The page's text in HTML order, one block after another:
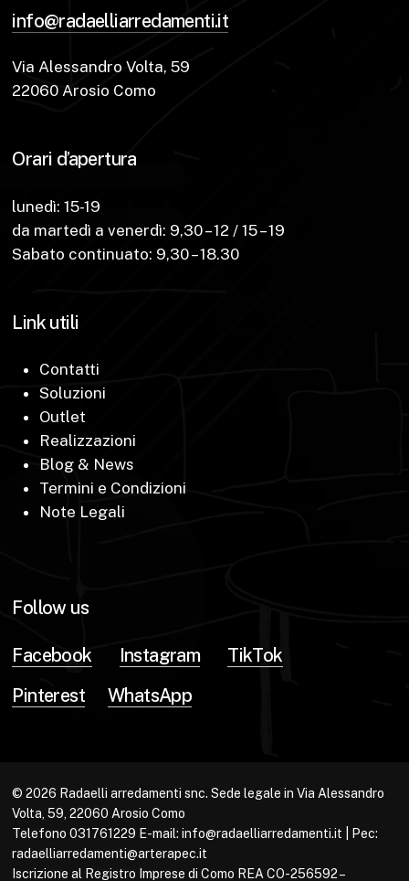
info@radaelliarredamenti.it
Via Alessandro Volta, 59
22060 Arosio Como
Orari d’apertura
lunedì: 15-19
da martedì a venerdì: 9,30 – 12 / 15 – 19
Sabato continuato: 9,30 – 18.30
Link utili
Contatti
Soluzioni
Outlet
Realizzazioni
Blog & News
Termini e Condizioni
Note Legali
Follow us
Facebook Instagram
TikTok
Pinterest
WhatsApp
© 2026 Radaelli arredamenti snc. Sede legale in Via Alessandro
Volta, 59, 22060 Arosio Como
Telefono 031761229 E-mail: info@radaelliarredamenti.it | Pec:
radaelliarredamenti@arterapec.it
Iscrizione al Registro Imprese di Como REA CO-256592 –